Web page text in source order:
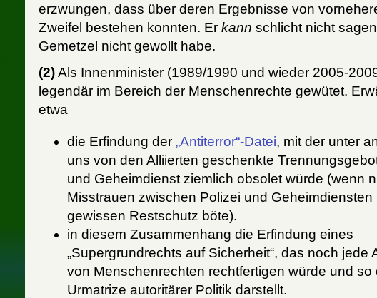
erzwungen, dass über deren Ergebnisse von
Zweifel bestehen konnten. Erkann schlicht nicht
Gemetzel nicht gewollt habe.
(2)Als Innenminister (1989/1990 und wieder 2005-
legendär im Bereich der Menschenrechte gewütet.
etwa
die Erfindung der„Antiterror“-Datei, mit der unter
uns von den Alliierten geschenkte
und Geheimdienst ziemlich obsolet würde (wenn
Misstrauen zwischen Polizei und Geheimdiensten
gewissen Restschutz böte).
in diesem Zusammenhang die Erfindung eines
„Supergrundrechts auf Sicherheit“, das noch jede
von Menschenrechten rechtfertigen würde und so
Urmatrize autoritärer Politik darstellt.